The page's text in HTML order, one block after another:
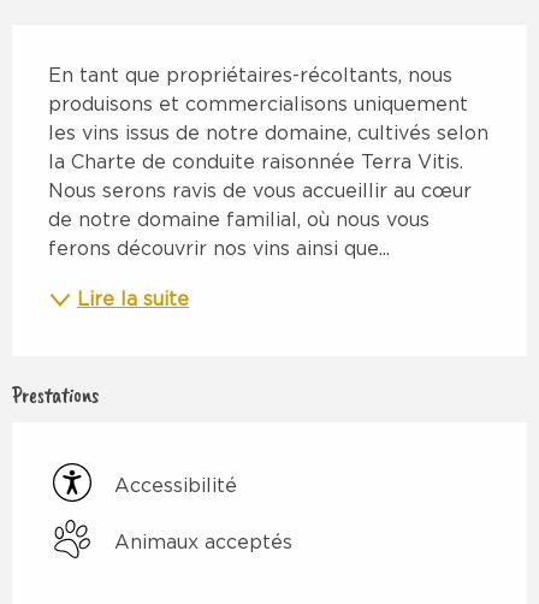
En tant que propriétaires-récoltants, nous
produisons et commercialisons uniquement
les vins issus de notre domaine, cultivés selon
la Charte de conduite raisonnée Terra Vitis.
Nous serons ravis de vous accueillir au cœur
de notre domaine familial, où nous vous
ferons découvrir nos vins ainsi que...
Lire la suite
Prestations
Accessibilité
Animaux acceptés